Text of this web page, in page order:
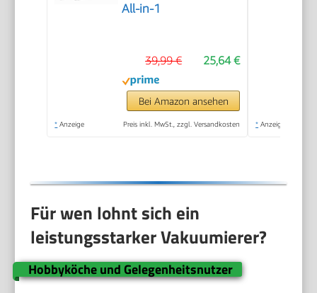
All-in-1
25,64 €
39,99 €
Bei Amazon ansehen
* Anzeige Preis inkl. MwSt., zzgl. Versandkosten * Anzeige
Für wen lohnt sich ein
leistungsstarker Vakuumierer?
Hobbyköche und Gelegenheitsnutzer